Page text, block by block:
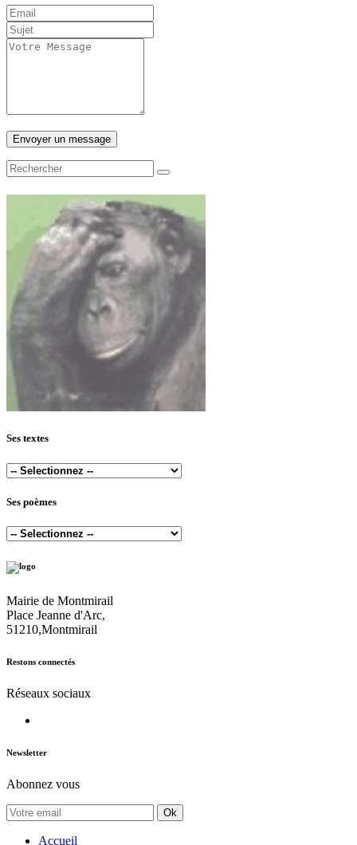
Ses textes
Ses poèmes
Mairie de Montmirail
Place Jeanne d'Arc,
51210,Montmirail
Restons connectés
Réseaux sociaux
Newsletter
Abonnez vous
Ok
Accueil